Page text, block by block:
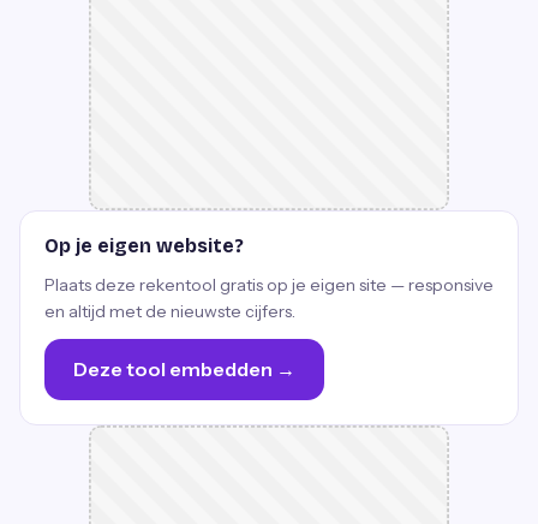
Op je eigen website?
Plaats deze rekentool gratis op je eigen site — responsive
en altijd met de nieuwste cijfers.
Deze tool embedden →